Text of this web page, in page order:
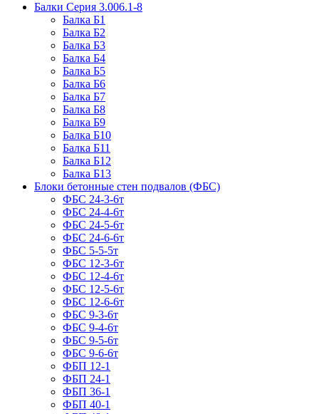
Балки Cерия 3.006.1-8
Балка Б1
Балка Б2
Балка Б3
Балка Б4
Балка Б5
Балка Б6
Балка Б7
Балка Б8
Балка Б9
Балка Б10
Балка Б11
Балка Б12
Балка Б13
Блоки бетонные стен подвалов (ФБС)
ФБС 24-3-6т
ФБС 24-4-6т
ФБС 24-5-6т
ФБС 24-6-6т
ФБС 5-5-5т
ФБС 12-3-6т
ФБС 12-4-6т
ФБС 12-5-6т
ФБС 12-6-6т
ФБС 9-3-6т
ФБС 9-4-6т
ФБС 9-5-6т
ФБС 9-6-6т
ФБП 12-1
ФБП 24-1
ФБП 36-1
ФБП 40-1